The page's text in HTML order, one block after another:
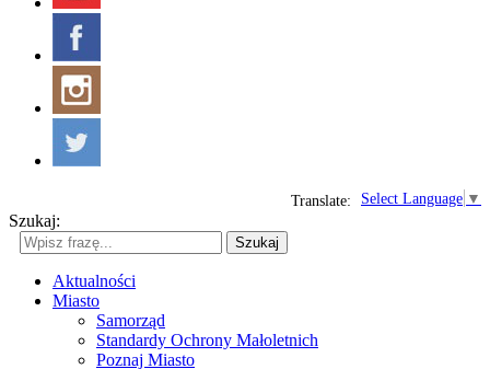
Select Language ▼
Translate:
Szukaj:
Szukaj
Aktualności
Miasto
Samorząd
Standardy Ochrony Małoletnich
Poznaj Miasto